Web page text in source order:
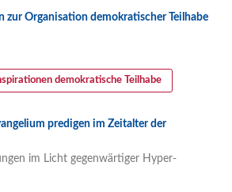
zur Organisation demokratischer Teilhabe
demokratische Teilhabe
predigen im Zeitalter der
im Licht gegenwärtiger Hyper-